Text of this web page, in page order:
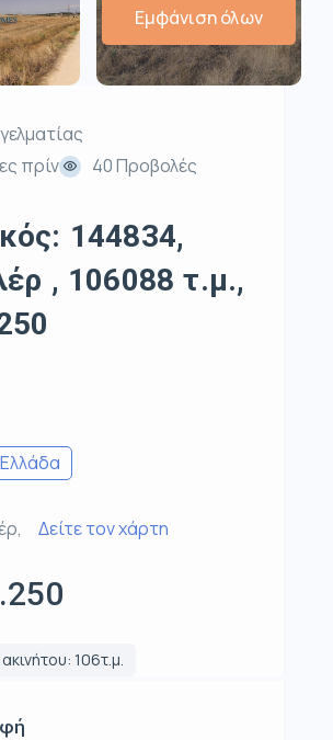
Εμφάνιση όλων
πρίν
40 Προβολές
144834,
, 106088 τ.μ.,
Δείτε τον χάρτη
106τ.μ.